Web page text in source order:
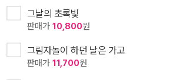
그날의 초록빛
판매가 10,800원
그림자놀이 하던 날은 가고
판매가 11,700원